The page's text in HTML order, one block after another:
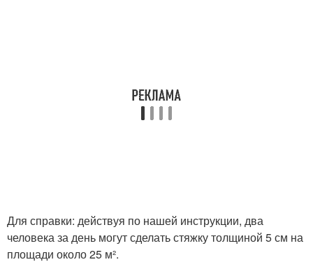
Для справки: действуя по нашей инструкции, два
человека за день могут сделать стяжку толщиной 5 см на
площади около 25 м².